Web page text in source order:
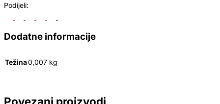
Podijeli:
Dodatne informacije
Težina0,007 kg